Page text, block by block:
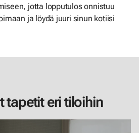
jotta lopputulos onnistuu
ja löydä juuri sinun kotiisi
tapetit eri tiloihin